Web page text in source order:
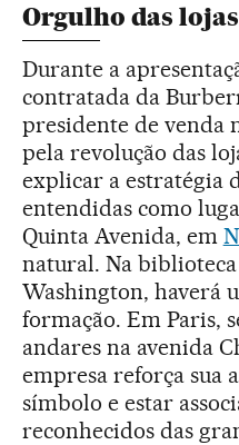
Orgulho das lojas
Durante a
contratada da
presidente de venda
pela revolução das
explicar a estratégia
entendidas como
Quinta Avenida, em
natural. Na
Washington, haverá
formação. Em Paris,
andares na avenida
empresa reforça sua
símbolo e estar
reconhecidos das